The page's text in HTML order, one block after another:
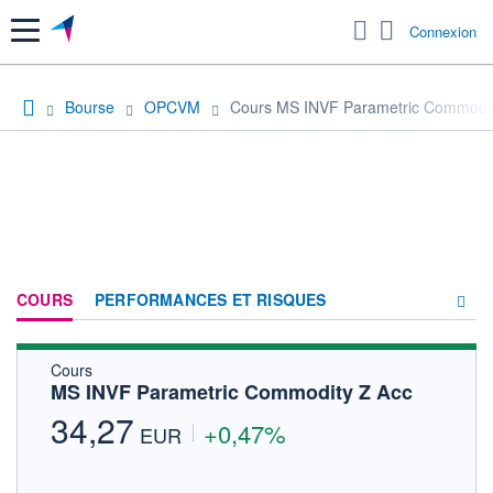
Menu Connexion
Bourse OPCVM Cours MS INVF Parametric
COURS PERFORMANCES ET RISQUES
Cours
MS INVF Parametric Commodity Z Acc
34,27 EUR +0,47%